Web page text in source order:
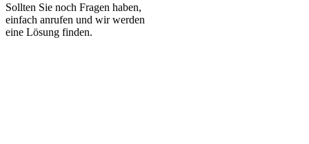
Sollten Sie noch Fragen haben,
einfach anrufen und wir werden
eine Lösung finden.